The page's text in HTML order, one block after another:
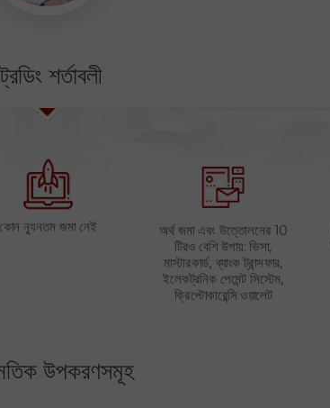
শর্তাবলী
কোন ন্যূনতম জমা নেই
অর্থ জমা এবং উত্তোলনের 10
টিরও বেশি উপায়: ভিসা,
মাস্টারকার্ড, ব্যাংক ট্রান্সফার,
ইলেকট্রনিক পেমেন্ট সিস্টেম,
ক্রিপ্টোকারেন্সি ওয়ালেট
উপকরণসমূহ